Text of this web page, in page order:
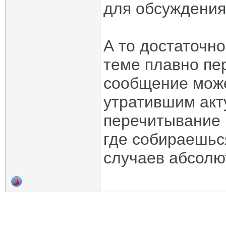
для
А то
теме плавно
сообщение
утратившим
где
случаев